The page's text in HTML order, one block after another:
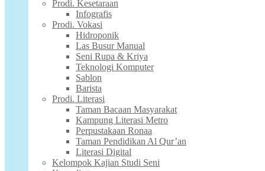
Prodi. Kesetaraan
Infografis
Prodi. Vokasi
Hidroponik
Las Busur Manual
Seni Rupa & Kriya
Teknologi Komputer
Sablon
Barista
Prodi. Literasi
Taman Bacaan Masyarakat
Kampung Literasi Metro
Perpustakaan Ronaa
Taman Pendidikan Al Qur’an
Literasi Digital
Kelompok Kajian Studi Seni